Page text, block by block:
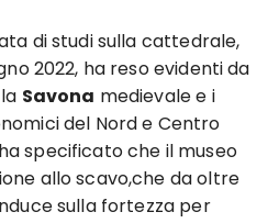
di studi sulla cattedrale,
2022, ha reso evidenti da
Savona medievale e i
del Nord e Centro
specificato che il museo
allo scavo,che da oltre
sulla fortezza per